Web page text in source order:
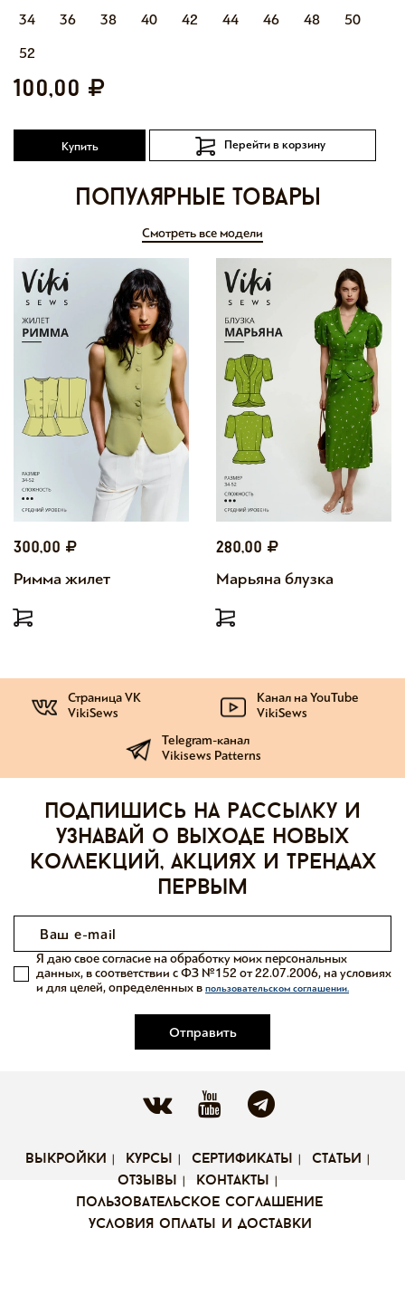
34
36 38 40 42 44 46 48
50
52
100,00
Купить Перейти в корзину
Популярные товары
Смотреть все модели
300,00
Римма жилет
280,00
Марьяна блузка
Страница VK
VikiSews
Канал на YouTube
VikiSews
Telegram-канал
Vikisews Patterns
Подпишись на рассылку и
узнавай о выходе новых
коллекций, акциях и трендах
первым
Отправить
Я даю свое согласие на обработку моих персональных
данных, в соответствии с ФЗ №152 от 22.07.2006, на условиях
и для целей, определенных в пользовательском соглашении.
выкройки курсы сертификаты
статьи
отзывы
контакты
пользовательское соглашение
условия оплаты и доставки